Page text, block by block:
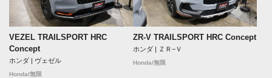
VEZEL TRAILSPORT HRC
Concept
ホンダ | ヴェゼル
Honda/無限
ZR-V TRAILSPORT HRC Concept
ホンダ | ＺＲ−Ｖ
Honda/無限